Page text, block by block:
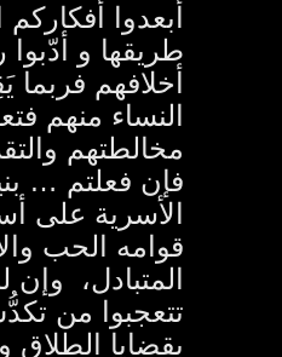
أبعدوا
طريقها و
أخلافهم فربما
النساء منهم
مخالطتهم
فإن فعلتم …
الأسرية على
قوامه الحب
المتبادل، وإن
تتعجبوا من
بقضايا الطلاق